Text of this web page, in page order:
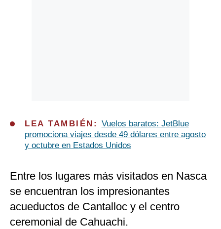
LEA TAMBIÉN: Vuelos baratos: JetBlue
promociona viajes desde 49 dólares entre agosto
y octubre en Estados Unidos
Entre los lugares más visitados en Nasca
se encuentran los impresionantes
acueductos de Cantalloc y el centro
ceremonial de Cahuachi.